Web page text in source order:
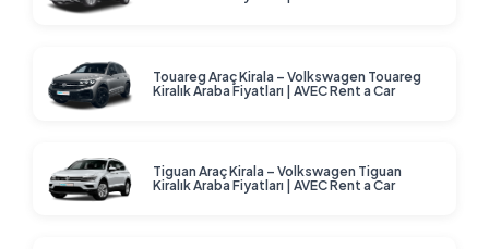
Touareg Araç Kirala – Volkswagen Touareg
Kiralık Araba Fiyatları | AVEC Rent a Car
Tiguan Araç Kirala – Volkswagen Tiguan
Kiralık Araba Fiyatları | AVEC Rent a Car